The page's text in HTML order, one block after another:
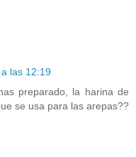
las 12:19
preparado, la harina de
se usa para las arepas??